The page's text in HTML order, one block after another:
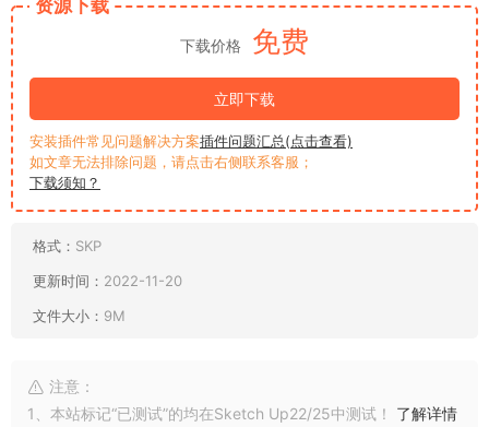
资源下载
下载价格 免费
立即下载
安装插件常见问题解决方案插件问题汇总(点击查看)
如文章无法排除问题，请点击右侧联系客服；
下载须知？
格式： SKP
更新时间： 2022-11-20
文件大小： 9M
注意：
1、本站标记“已测试”的均在Sketch Up22/25中测试！ 了解详情